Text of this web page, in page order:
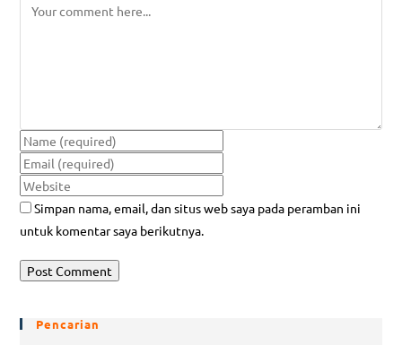
Simpan nama, email, dan situs web saya pada peramban ini
untuk komentar saya berikutnya.
Pencarian